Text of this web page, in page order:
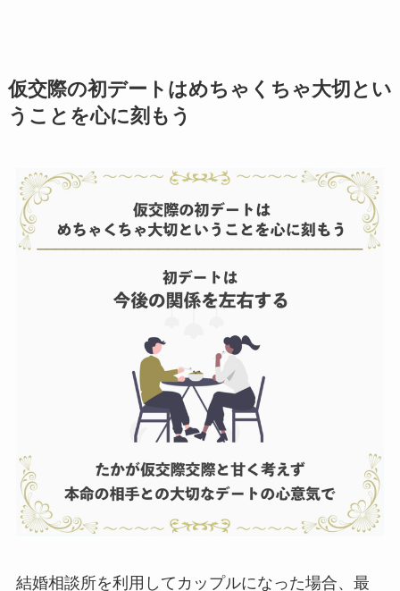
仮交際の初デートはめちゃくちゃ大切とい
うことを心に刻もう
結婚相談所を利用してカップルになった場合、最